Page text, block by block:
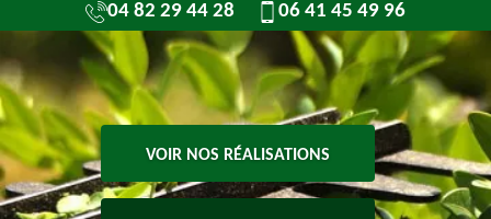
04 82 29 44 28 06 41 45 49 96
VOIR NOS RÉALISATIONS